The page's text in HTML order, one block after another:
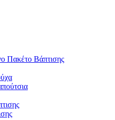
Πακέτο Βάπτισης